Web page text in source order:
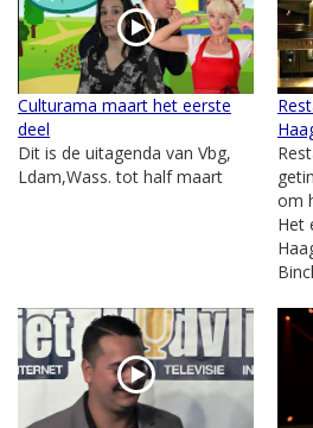
Culturama maart het eerste
deel
Dit is de uitagenda van Vbg,
Ldam,Wass. tot half maart
om
Het